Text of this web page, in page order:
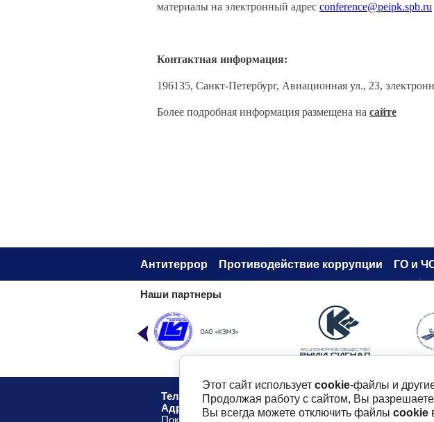
материалы на электронный адрес conference@peipk.spb.ru
Контактная информация:
196135, Санкт-Петербург, Авиационная ул., 23,
Более подробная информация размещена на сайте
Антитеррор Противодействие коррупции ГО и
Наши партнеры
Телефон:8 (49232) 6-96-00
Адрес
: г. Ковров, ул. Маяковского, 19
Показать на карте
Этот сайт использует cookie-файлы и
Продолжая работу с сайтом, Вы
Вы всегда можете отключить файлыcookie